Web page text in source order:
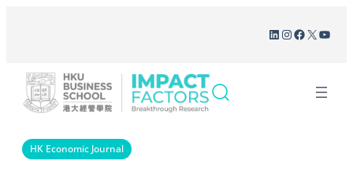
LinkedIn
Instagram
Facebook
X
HK Economic Journal